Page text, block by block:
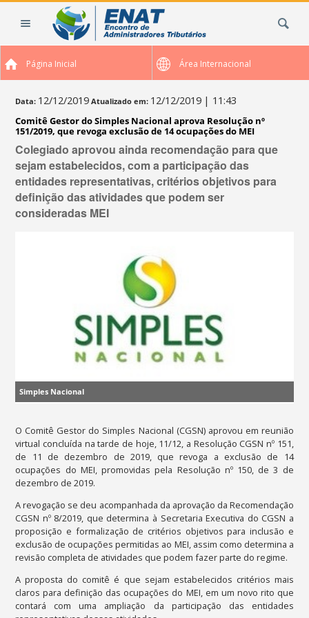
Página Inicial Área Internacional
Data: 12/12/2019 Atualizado em: 12/12/2019 | 11:43
Comitê Gestor do Simples Nacional aprova Resolução nº
151/2019, que revoga exclusão de 14 ocupações do MEI
Colegiado aprovou ainda recomendação para que
sejam estabelecidos, com a participação das
entidades representativas, critérios objetivos para
definição das atividades que podem ser
consideradas MEI
Simples Nacional
O Comitê Gestor do Simples Nacional (CGSN) aprovou em reunião
virtual concluída na tarde de hoje, 11/12, a Resolução CGSN nº 151,
de 11 de dezembro de 2019, que revoga a exclusão de 14
ocupações do MEI, promovidas pela Resolução nº 150, de 3 de
dezembro de 2019.
A revogação se deu acompanhada da aprovação da Recomendação
CGSN nº 8/2019, que determina à Secretaria Executiva do CGSN a
proposição e formalização de critérios objetivos para inclusão e
exclusão de ocupações permitidas ao MEI, assim como determina a
revisão completa de atividades que podem fazer parte do regime.
A proposta do comitê é que sejam estabelecidos critérios mais
claros para definição das ocupações do MEI, em um novo rito que
contará com uma ampliação da participação das entidades